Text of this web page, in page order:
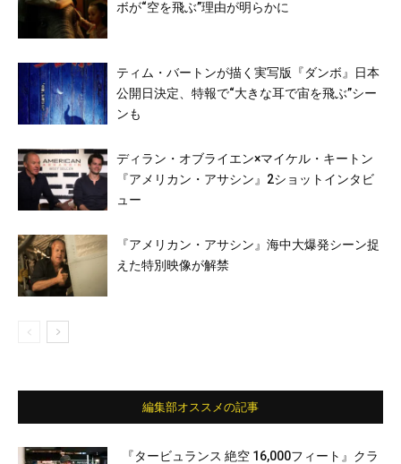
ボが“空を飛ぶ”理由が明らかに
ティム・バートンが描く実写版『ダンボ』日本
公開日決定、特報で“大きな耳で宙を飛ぶ”シー
ンも
ディラン・オブライエン×マイケル・キートン
『アメリカン・アサシン』2ショットインタビ
ュー
『アメリカン・アサシン』海中大爆発シーン捉
えた特別映像が解禁
編集部オススメの記事
『タービュランス 絶空 16,000フィート』クラ